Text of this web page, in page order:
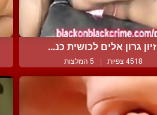
זיון גרון אלים לכושית כנ...
4518 צפיות | 5 המלצות